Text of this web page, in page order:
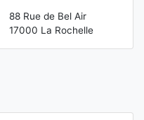
88 Rue de Bel Air
17000 La Rochelle